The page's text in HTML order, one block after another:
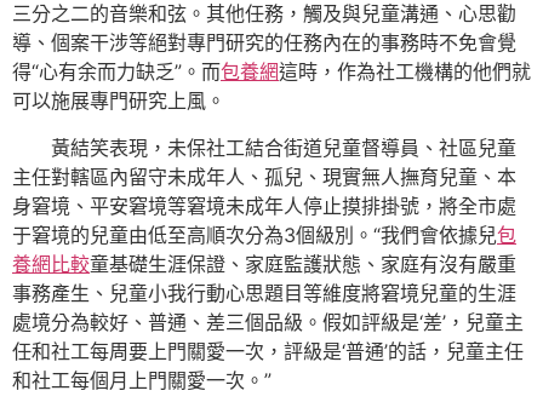
三分之二的音樂和弦。其他任務，觸及與兒童溝通、心思勸
導、個案干涉等絕對專門研究的任務內在的事務時不免會覺
得“心有余而力缺乏”。而包養網這時，作為社工機構的他們就
可以施展專門研究上風。
黃結笑表現，未保社工結合街道兒童督導員、社區兒童
主任對轄區內留守未成年人、孤兒、現實無人撫育兒童、本
身窘境、平安窘境等窘境未成年人停止摸排掛號，將全市處
于窘境的兒童由低至高順次分為3個級別。“我們會依據兒包
養網比較童基礎生涯保證、家庭監護狀態、家庭有沒有嚴重
事務產生、兒童小我行動心思題目等維度將窘境兒童的生涯
處境分為較好、普通、差三個品級。假如評級是‘差’，兒童主
任和社工每周要上門關愛一次，評級是‘普通’的話，兒童主任
和社工每個月上門關愛一次。”